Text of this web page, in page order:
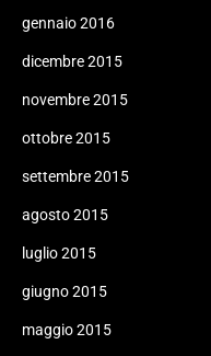
gennaio 2016
dicembre 2015
novembre 2015
ottobre 2015
settembre 2015
agosto 2015
luglio 2015
giugno 2015
maggio 2015